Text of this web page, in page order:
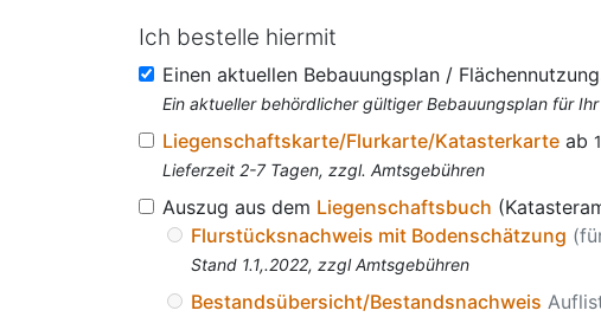
Ich bestelle hiermit
Einen aktuellen Bebauungsplan /
Ein aktueller behördlicher gültiger Bebauungsplan für
Liegenschaftskarte/Flurkarte/Katasterkarte ab
Lieferzeit 2-7 Tagen, zzgl. Amtsgebühren
Auszug aus dem Liegenschaftsbuch
Flurstücksnachweis mit Bodenschätzung
Stand 1.1,.2022, zzgl Amtsgebühren
Bestandsübersicht/Bestandsnachweis